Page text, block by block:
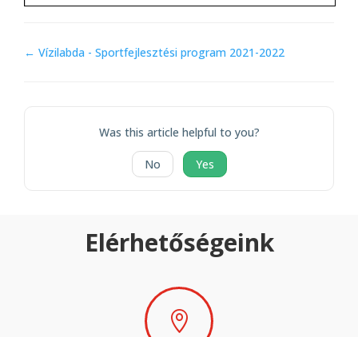
Doc
← Vízilabda - Sportfejlesztési program 2021-2022
Was this article helpful to you?
No Yes
Elérhetőségeink
